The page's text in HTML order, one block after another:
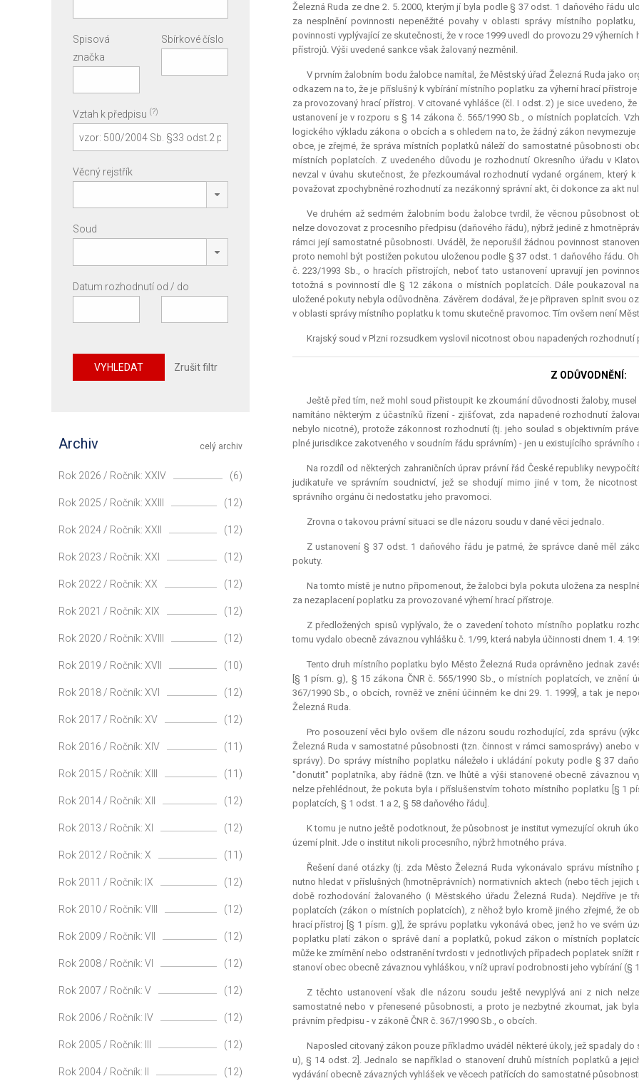
Železná Ruda ze dne 2. 5. 2000, kterým jí byla podle § 37 odst. 1 daňového řádu
za nesplnění povinnosti nepeněžité povahy v oblasti správy místního
povinnosti vyplývající ze skutečnosti, že v roce 1999 uvedl do provozu 29
přístrojů. Výši uvedené sankce však žalovaný nezměnil.
V prvním žalobním bodu žalobce namítal, že Městský úřad Železná Ruda jako
odkazem na to, že je příslušný k vybírání místního poplatku za výherní hrací
za provozovaný hrací přístroj. V citované vyhlášce (čl. I odst. 2) je sice uvedeno,
ustanovení je v rozporu s § 14 zákona č. 565/1990 Sb., o místních poplatcích.
logického výkladu zákona o obcích a s ohledem na to, že žádný zákon
obce, je zřejmé, že správa místních poplatků náleží do samostatné působnosti
místních poplatcích. Z uvedeného důvodu je rozhodnutí Okresního úřadu v
nevzal v úvahu skutečnost, že přezkoumával rozhodnutí vydané orgánem,
považovat zpochybněné rozhodnutí za nezákonný správní akt, či dokonce za akt
Ve druhém až sedmém žalobním bodu žalobce tvrdil, že věcnou působnost
nelze dovozovat z procesního předpisu (daňového řádu), nýbrž jedině z
rámci její samostatné působnosti. Uváděl, že neporušil žádnou povinnost
proto nemohl být postižen pokutou uloženou podle § 37 odst. 1 daňového řádu.
č. 223/1993 Sb., o hracích přístrojích, neboť tato ustanovení upravují jen
totožná s povinností dle § 12 zákona o místních poplatcích. Dále poukazoval
uložené pokuty nebyla odůvodněna. Závěrem dodával, že je připraven splnit svou
v oblasti správy místního poplatku k tomu skutečně pravomoc. Tím ovšem není
Krajský soud v Plzni rozsudkem vyslovil nicotnost obou napadených rozhodnutí
Z ODŮVODNĚNÍ:
Ještě před tím, než mohl soud přistoupit ke zkoumání důvodnosti žaloby,
namítáno některým z účastníků řízení - zjišťovat, zda napadené rozhodnutí
nebylo nicotné), protože zákonnost rozhodnutí (tj. jeho soulad s objektivním
plné jurisdikcezakotveného v soudním řádu správním) - jen u existujícího správního
Na rozdíl od některých zahraničních úprav právní řád České republiky
judikatuře ve správním soudnictví, jež se shodují mimo jiné v tom, že
správního orgánu či nedostatku jeho pravomoci.
Zrovna o takovou právní situaci se dle názoru soudu v dané věci jednalo.
Z ustanovení § 37 odst. 1 daňového řádu je patrné, že správce daně měl
pokuty.
Na tomto místě je nutno připomenout, že žalobci byla pokuta uložena za
za nezaplacení poplatku za provozované výherní hrací přístroje.
Z předložených spisů vyplývalo, že o zavedení tohoto místního poplatku
tomu vydalo obecně závaznou vyhlášku č. 1/99, která nabyla účinnosti dnem 1. 4.
Tento druh místního poplatku bylo Město Železná Ruda oprávněno jednak
[§ 1 písm. g), § 15 zákona ČNR č. 565/1990 Sb., o místních poplatcích, ve
367/1990 Sb., o obcích, rovněž ve znění účinném ke dni 29. 1. 1999], a tak je
Železná Ruda.
Pro posouzení věci bylo ovšem dle názoru soudu rozhodující, zda správu
Železná Ruda v samostatné působnosti (tzn. činnost v rámci samosprávy)
správy). Do správy místního poplatku náleželo i ukládání pokuty podle § 37
"donutit" poplatníka, aby řádně (tzn. ve lhůtě a výši stanovené obecně
nelze přehlédnout, že pokuta byla i příslušenstvím tohoto místního poplatku [§ 1
poplatcích, § 1 odst. 1 a 2, § 58 daňového řádu].
K tomu je nutno ještě podotknout, že působnost je institut vymezující okruh
území plnit. Jde o institut nikoli procesního, nýbrž hmotného práva.
Řešení dané otázky (tj. zda Město Železná Ruda vykonávalo správu
nutno hledat v příslušných (hmotněprávních) normativních aktech (nebo těch
době rozhodování žalovaného (i Městského úřadu Železná Ruda). Nejdříve je
poplatcích (zákon o místních poplatcích), z něhož bylo kromě jiného zřejmé, že
hrací přístroj [§ 1 písm. g)], že správu poplatku vykonává obec, jenž ho ve svém
poplatku platí zákon o správě daní a poplatků, pokud zákon o místních
může ke zmírnění nebo odstranění tvrdosti v jednotlivých případech poplatek
stanoví obec obecně závaznou vyhláškou, v níž upraví podrobnosti jeho vybírání (§
Z těchto ustanovení však dle názoru soudu ještě nevyplývá ani z nich
samostatné nebo v přenesené působnosti, a proto je nezbytné zkoumat, jak
právním předpisu - v zákoně ČNR č. 367/1990 Sb., o obcích.
Naposled citovaný zákon pouze příkladmo uváděl některé úkoly, jež spadaly
u), § 14 odst. 2]. Jednalo se například o stanovení druhů místních poplatků a
vydávání obecně závazných vyhlášek ve věcech patřících do samostatné
Spisová
značka
Sbírkové číslo
Vztah k předpisu (?)
Věcný rejstřík
Soud
Datum rozhodnutí od / do
VYHLEDAT Zrušit filtr
celý archiv
Archiv
Rok 2026 / Ročník: XXIV (6)
Rok 2025 / Ročník: XXIII (12)
Rok 2024 / Ročník: XXII (12)
Rok 2023 / Ročník: XXI (12)
Rok 2022 / Ročník: XX (12)
Rok 2021 / Ročník: XIX (12)
Rok 2020 / Ročník: XVIII (12)
Rok 2019 / Ročník: XVII (10)
Rok 2018 / Ročník: XVI (12)
Rok 2017 / Ročník: XV (12)
Rok 2016 / Ročník: XIV (11)
Rok 2015 / Ročník: XIII (11)
Rok 2014 / Ročník: XII (12)
Rok 2013 / Ročník: XI (12)
Rok 2012 / Ročník: X (11)
Rok 2011 / Ročník: IX (12)
Rok 2010 / Ročník: VIII (12)
Rok 2009 / Ročník: VII (12)
Rok 2008 / Ročník: VI (12)
Rok 2007 / Ročník: V (12)
Rok 2006 / Ročník: IV (12)
Rok 2005 / Ročník: III (12)
Rok 2004 / Ročník: II (12)